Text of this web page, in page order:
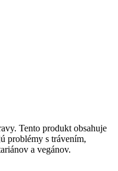
Tento produkt obsahuje
problémy s trávením,
a vegánov.